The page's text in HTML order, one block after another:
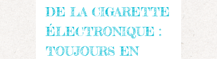
DE LA CIGARETTE
ÉLECTRONIQUE :
TOUJOURS EN